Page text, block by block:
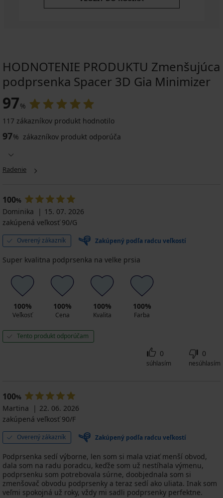
HODNOTENIE PRODUKTU Zmenšujúca
podprsenka Spacer 3D Gia Minimizer
97%
117 zákazníkov produkt hodnotilo
97% zákazníkov produkt odporúča
Radenie
100%
Dominika
15. 07. 2026
zakúpená veľkosť 90/G
Overený zákazník Zakúpený podľa radcu veľkostí
Super kvalitna podprsenka na velke prsia
100%
Veľkosť
100%
Cena
100%
Kvalita
100%
Farba
Tento produkt odporúčam
0
súhlasím
0
nesúhlasím
100%
Martina
22. 06. 2026
zakúpená veľkosť 90/F
Overený zákazník Zakúpený podľa radcu veľkostí
Podprsenka sedí výborne, len som si mala vziať menší obvod,
dala som na radu poradcu, keďže som už nestíhala výmenu,
podprsenku som potrebovala súrne, doobjednala som si
zmenšovač obvodu podprsenky a teraz sedí ako uliata. Inak som
veľmi spokojná už roky, vždy mi sadli podprsenky perfektne.